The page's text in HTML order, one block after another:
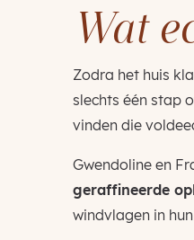
Wat
Zodra het huis
slechts één stap
vinden die
Gwendoline en
geraffineerde
windvlagen in